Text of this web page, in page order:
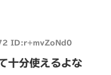
ID:r+mvZoNd0
十分使えるよな